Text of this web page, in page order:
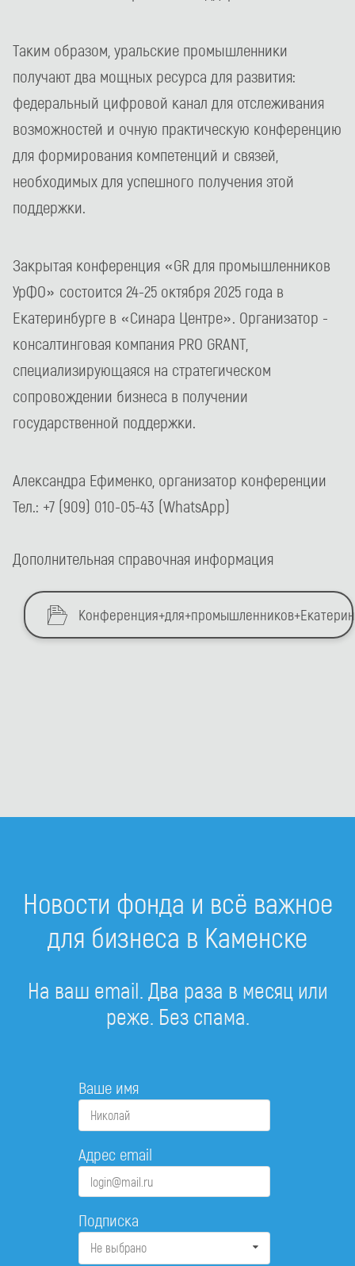
Таким образом, уральские промышленники
получают два мощных ресурса для развития:
федеральный цифровой канал для отслеживания
возможностей и очную практическую конференцию
для формирования компетенций и связей,
необходимых для успешного получения этой
поддержки.
Закрытая конференция «GR для промышленников
УрФО» состоится 24-25 октября 2025 года в
Екатеринбурге в «Синара Центре». Организатор -
консалтинговая компания PRO GRANT,
специализирующаяся на стратегическом
сопровождении бизнеса в получении
государственной поддержки.
Александра Ефименко, организатор конференции
Тел.: +7 (909) 010-05-43 (WhatsApp)
Дополнительная справочная информация
Новости фонда и всё важное
для бизнеса в Каменске
На ваш email. Два раза в месяц или
реже. Без спама.
Ваше имя
Адрес email
Подписка
Не выбрано